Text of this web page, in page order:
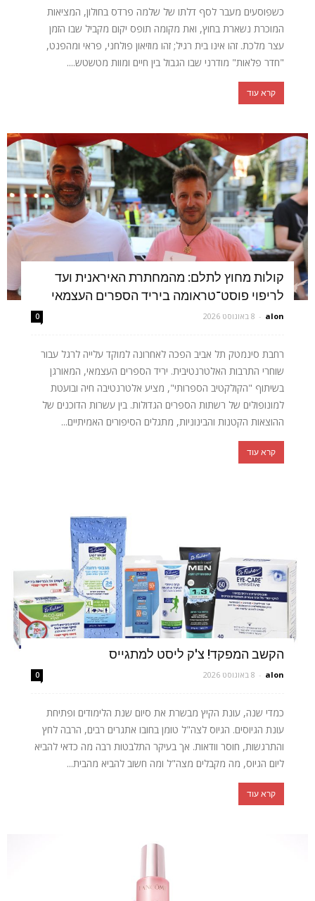
כשפוסעים מעבר לסף דלתו של שלמה פרדס בחולון, המציאות
המוכרת נשארת בחוץ, ואת מקומה תופס יקום מקביל שבו הזמן
עצר מלכת. זהו אינו בית רגיל; זהו מוזיאון פולחני, פראי ומהפנט,
"חדר פלאות" מודרני שבו הגבול בין חיים ומוות מטשטש....
קרא עוד
קולות מחוץ לתלם: מהמחתרת האיראנית ועד
לריפוי פוסט־טראומה ביריד הספרים העצמאי
alon
- 8 באוגוסט 2026 0
רחבת סינמטק תל אביב הפכה לאחרונה למוקד עלייה לרגל עבור
שוחרי התרבות האלטרנטיבית. יריד הספרים העצמאי, המאורגן
בשיתוף "הקולקטיב הספרותי", מציע אלטרנטיבה חיה ובועטת
למונופולים של רשתות הספרים הגדולות. בין עשרות הדוכנים של
ההוצאות הקטנות והבינוניות, מתגלים הסיפורים האמיתיים...
קרא עוד
הקשב המפקד! צ'ק ליסט למתגייס
alon
- 8 באוגוסט 2026 0
כמדי שנה, עונת הקיץ מבשרת את סיום שנת הלימודים ופתיחת
עונת הגיוסים. הגיוס לצה"ל טומן בחובו אתגרים רבים, הרבה לחץ
והתרגשות, חוסר וודאות. אך בעיקר התלבטות רבה מה כדאי להביא
ליום הגיוס, מה מקבלים מצה"ל ומה חשוב להביא מהבית...
קרא עוד